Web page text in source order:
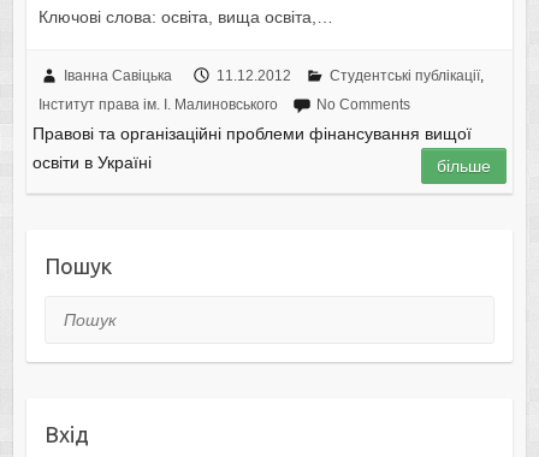
Ключові слова: освіта, вища освіта,…
Іванна Савіцька 11.12.2012 Студентські публікації,
Інститут права ім. І. Малиновського
No Comments
Правові та організаційні проблеми фінансування вищої
освіти в Україні
більше
Пошук
Пошук
Вхід